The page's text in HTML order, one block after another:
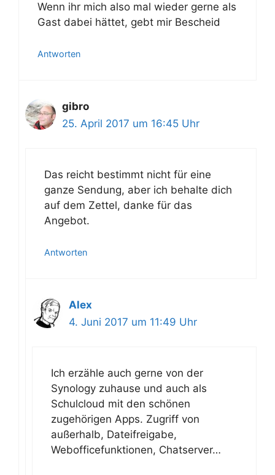
Wenn ihr mich also mal wieder gerne als
Gast dabei hättet, gebt mir Bescheid
Antworten
gibro
25. April 2017 um 16:45 Uhr
Das reicht bestimmt nicht für eine
ganze Sendung, aber ich behalte dich
auf dem Zettel, danke für das
Angebot.
Antworten
Alex
4. Juni 2017 um 11:49 Uhr
Ich erzähle auch gerne von der
Synology zuhause und auch als
Schulcloud mit den schönen
zugehörigen Apps. Zugriff von
außerhalb, Dateifreigabe,
Webofficefunktionen, Chatserver…